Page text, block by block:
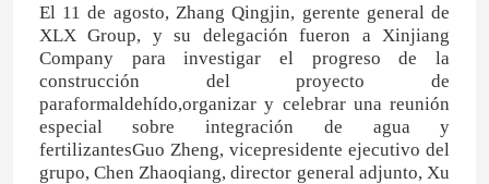
El 11 de agosto, Zhang Qingjin, gerente general de
XLX Group, y su delegación fueron a Xinjiang
Company para investigar el progreso de la
construcción del proyecto de
paraformaldehído,organizar y celebrar una reunión
especial sobre integración de agua y
fertilizantesGuo Zheng, vicepresidente ejecutivo del
grupo, Chen Zhaoqiang, director general adjunto, Xu